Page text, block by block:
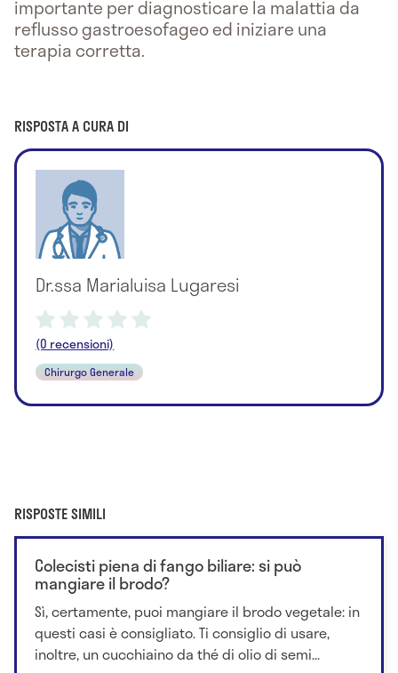
importante per diagnosticare la malattia da
reflusso gastroesofageo ed iniziare una
terapia corretta.
RISPOSTA A CURA DI
Dr.ssa Marialuisa Lugaresi
(0 recensioni)
Chirurgo Generale
RISPOSTE SIMILI
Colecisti piena di fango biliare: si può
mangiare il brodo?
Sì, certamente, puoi mangiare il brodo vegetale: in
questi casi è consigliato. Ti consiglio di usare,
inoltre, un cucchiaino da thé di olio di semi...